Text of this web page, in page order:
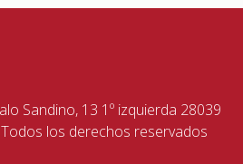
Sandino, 13 1º izquierda 28039
los derechos reservados